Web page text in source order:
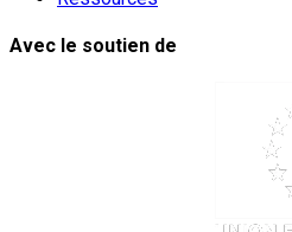
Avec le soutien de